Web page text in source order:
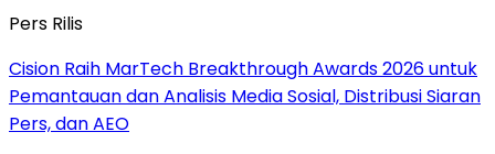
Pers Rilis
Cision Raih MarTech Breakthrough Awards 2026 untuk
Pemantauan dan Analisis Media Sosial, Distribusi Siaran
Pers, dan AEO